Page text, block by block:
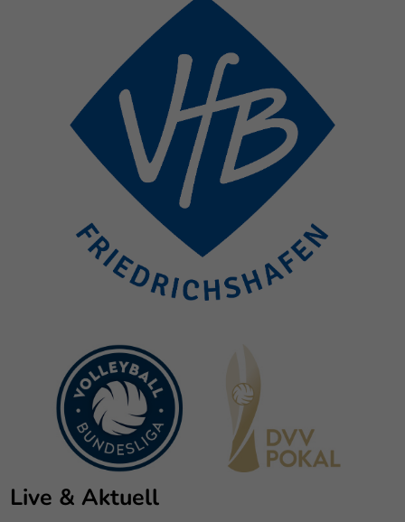
Live & Aktuell